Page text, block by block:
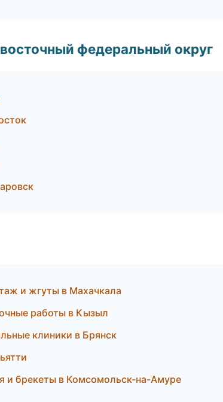
федеральный округ
и жгуты в Махачкала
работы в Кызыл
клиники в Брянск
и брекеты в Комсомольск-на-Амуре